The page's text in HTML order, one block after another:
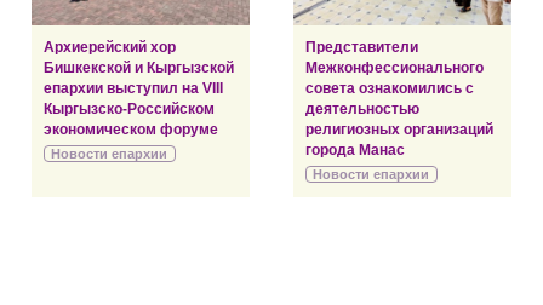
Архиерейский хор
Бишкекской и Кыргызской
епархии выступил на VIII
Кыргызско-Российском
экономическом форуме
Новости епархии
Представители
Межконфессионального
совета ознакомились с
деятельностью
религиозных организаций
города Манас
Новости епархии